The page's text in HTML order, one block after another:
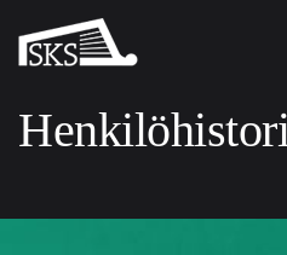
pääsisältöön
Suomalaisen
kirjallisuuden